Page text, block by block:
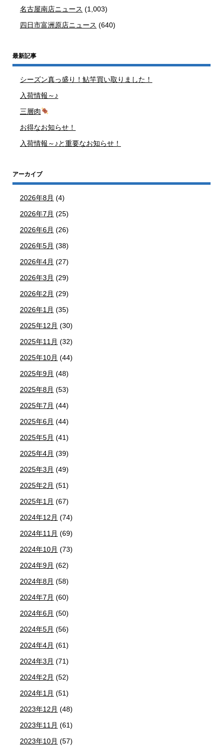
名古屋南店ニュース (1,003)
四日市富洲原店ニュース (640)
最新記事
シーズン真っ盛り！鮎竿買い取りました！
入荷情報～♪
三層肉
お得なお知らせ！
入荷情報～♪と重要なお知らせ！
アーカイブ
2026年8月 (4)
2026年7月 (25)
2026年6月 (26)
2026年5月 (38)
2026年4月 (27)
2026年3月 (29)
2026年2月 (29)
2026年1月 (35)
2025年12月 (30)
2025年11月 (32)
2025年10月 (44)
2025年9月 (48)
2025年8月 (53)
2025年7月 (44)
2025年6月 (44)
2025年5月 (41)
2025年4月 (39)
2025年3月 (49)
2025年2月 (51)
2025年1月 (67)
2024年12月 (74)
2024年11月 (69)
2024年10月 (73)
2024年9月 (62)
2024年8月 (58)
2024年7月 (60)
2024年6月 (50)
2024年5月 (56)
2024年4月 (61)
2024年3月 (71)
2024年2月 (52)
2024年1月 (51)
2023年12月 (48)
2023年11月 (61)
2023年10月 (57)